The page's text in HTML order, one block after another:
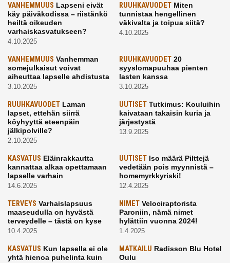
VANHEMMUUS Lapseni eivät
käy päiväkodissa – riistänkö
heiltä oikeuden
varhaiskasvatukseen?
4.10.2025
RUUHKAVUODETMiten
tunnistaa hengellinen
väkivalta ja toipua siitä?
4.10.2025
VANHEMMUUS Vanhemman
somejulkaisut voivat
aiheuttaa lapselle ahdistusta
3.10.2025
RUUHKAVUODET20
syyslomapuuhaa pienten
lasten kanssa
3.10.2025
RUUHKAVUODET Laman
lapset, ettehän siirrä
köyhyyttä eteenpäin
jälkipolville?
2.10.2025
UUTISETTutkimus: Kouluihin
kaivataan takaisin kuria ja
järjestystä
13.9.2025
KASVATUS Eläinrakkautta
kannattaa alkaa opettamaan
lapselle varhain
14.6.2025
UUTISETIso määrä Pilttejä
vedetään pois myynnistä –
homemyrkkyriski!
12.4.2025
TERVEYS Varhaislapsuus
maaseudulla on hyvästä
terveydelle – tästä on kyse
10.4.2025
NIMETVelociraptorista
Paroniin, nämä nimet
hylättiin vuonna 2024!
1.4.2025
KASVATUS Kun lapsella ei ole
yhtä hienoa puhelinta kuin
MATKAILU Radisson Blu Hotel
Oulu